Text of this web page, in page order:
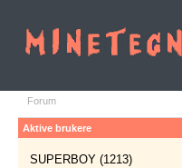
Forum
Aktive brukere
SUPERBOY (1213)